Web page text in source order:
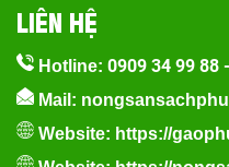
LIÊN HỆ
Hotline: 0909 34 99 88 -
Mail:
Website: https://